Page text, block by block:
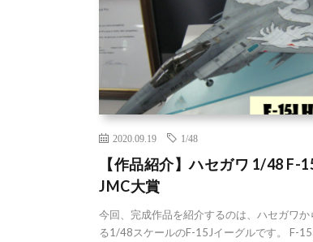
2020.09.19 1/48
【作品紹介】ハセガワ 1/48 F-
JMC大賞
今回、完成作品を紹介するのは、ハセガワ
る1/48スケールのF-15Jイーグルです。 F-